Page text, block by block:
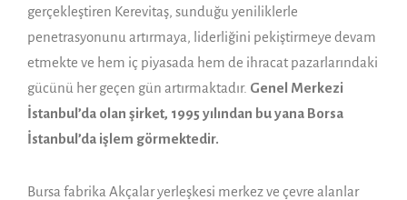
gerçekleştiren Kerevitaş, sunduğu yeniliklerle
penetrasyonunu artırmaya, liderliğini pekiştirmeye devam
etmekte ve hem iç piyasada hem de ihracat pazarlarındaki
gücünü her geçen gün artırmaktadır. Genel Merkezi
İstanbul’da olan şirket, 1995 yılından bu yana Borsa
İstanbul’da işlem görmektedir.
Bursa fabrika Akçalar yerleşkesi merkez ve çevre alanlar